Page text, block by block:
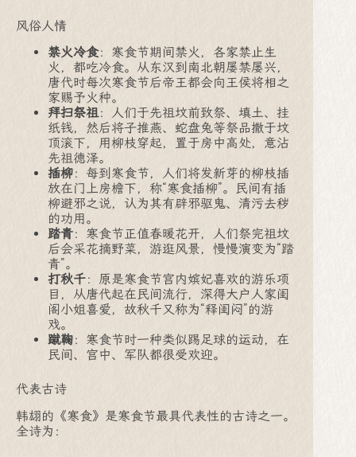
风俗人情
禁火冷食：寒食节期间禁火，各家禁止生
火，都吃冷食。从东汉到南北朝屡禁屡兴，
唐代时每次寒食节后帝王都会向王侯将相之
家赐予火种。
拜扫祭祖：人们于先祖坟前致祭、填土、挂
纸钱，然后将子推燕、蛇盘兔等祭品撒于坟
顶滚下，用柳枝穿起，置于房中高处，意沾
先祖德泽。
插柳：每到寒食节，人们将发新芽的柳枝插
放在门上房檐下，称“寒食插柳”。民间有插
柳避邪之说，认为其有辟邪驱鬼、清污去秽
的功用。
踏青：寒食节正值春暖花开，人们祭完祖坟
后会采花摘野菜，游逛风景，慢慢演变为“踏
青”。
打秋千：原是寒食节宫内嫔妃喜欢的游乐项
目，从唐代起在民间流行，深得大户人家闺
阁小姐喜爱，故秋千又称为“释闺闷”的游
戏。
蹴鞠：寒食节时一种类似踢足球的运动，在
民间、宫中、军队都很受欢迎。
代表古诗
韩翃的《寒食》是寒食节最具代表性的古诗之一。
全诗为：